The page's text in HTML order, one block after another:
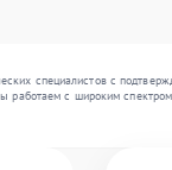
специалистов с
работаем с широким